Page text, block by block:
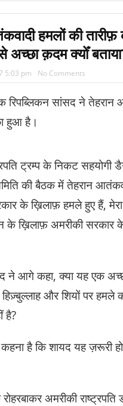
हमलों की
अच्छा क़दम क्योँ
5:03 pm No Comments
रिपब्लिकन सांसद ने तेहरान
हुआ है।
ट्रम्प के निकट सहयोगी
की बैठक में तेहरान
के ख़िलाफ़ हमले हुए हैं,
के ख़िलाफ़ अमरीकी सरकार
ने आगे कहा, क्या यह एक
और शियों पर
है?
कहना है कि शायद यह
अमरीकी